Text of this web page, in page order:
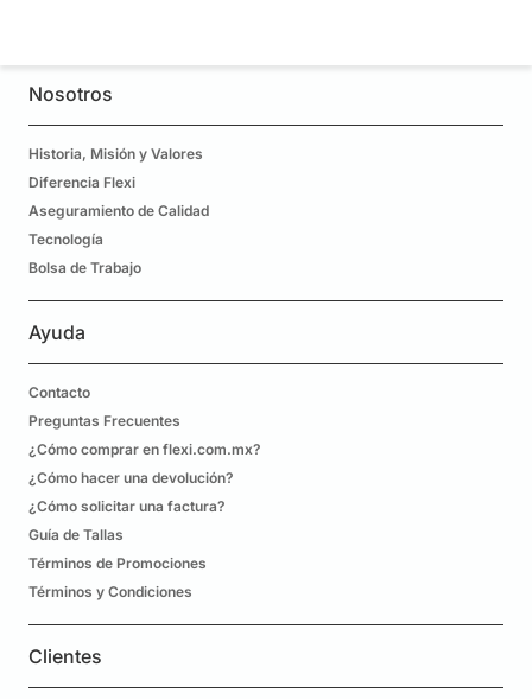
Nosotros
Historia, Misión y Valores
Diferencia Flexi
Aseguramiento de Calidad
Tecnología
Bolsa de Trabajo
Ayuda
Contacto
Preguntas Frecuentes
¿Cómo comprar en flexi.com.mx?
¿Cómo hacer una devolución?
¿Cómo solicitar una factura?
Guía de Tallas
Términos de Promociones
Términos y Condiciones
Clientes